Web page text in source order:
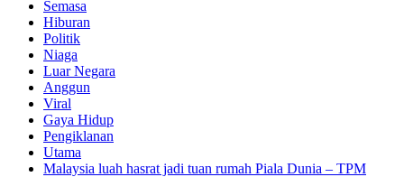
Semasa
Hiburan
Politik
Niaga
Luar Negara
Anggun
Viral
Gaya Hidup
Pengiklanan
Utama
Malaysia luah hasrat jadi tuan rumah Piala Dunia – TPM